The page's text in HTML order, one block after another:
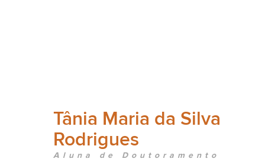
Tânia Maria da Silva
Rodrigues
Aluna de Doutoramento